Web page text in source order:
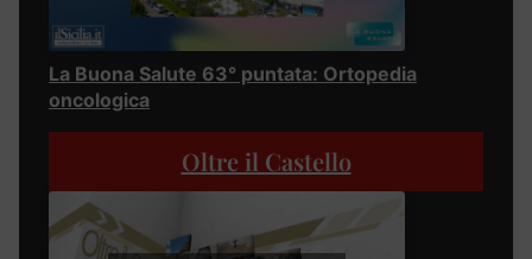
La Buona Salute 63° puntata: Ortopedia
oncologica
Oltre il Castello